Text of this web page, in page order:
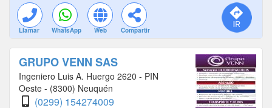
Llamar WhatsApp Web Compartir
GRUPO VENN SAS
Ingeniero Luis A. Huergo 2620 - PIN
Oeste - (8300) Neuquén
(0299) 154274009